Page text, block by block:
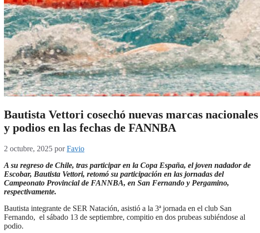
Bautista Vettori cosechó nuevas marcas nacionales
y podios en las fechas de FANNBA
2 octubre, 2025 porFavio
A su regreso de Chile, tras participar en la Copa España, el joven nadador de
Escobar, Bautista Vettori, retomó su participación en las jornadas del
Campeonato Provincial de FANNBA, en San Fernando y Pergamino,
respectivamente.
Bautista integrante de SER Natación, asistió a la 3ª jornada en el club San
Fernando, el sábado 13 de septiembre, compitio en dos prubeas subiéndose al
podio.